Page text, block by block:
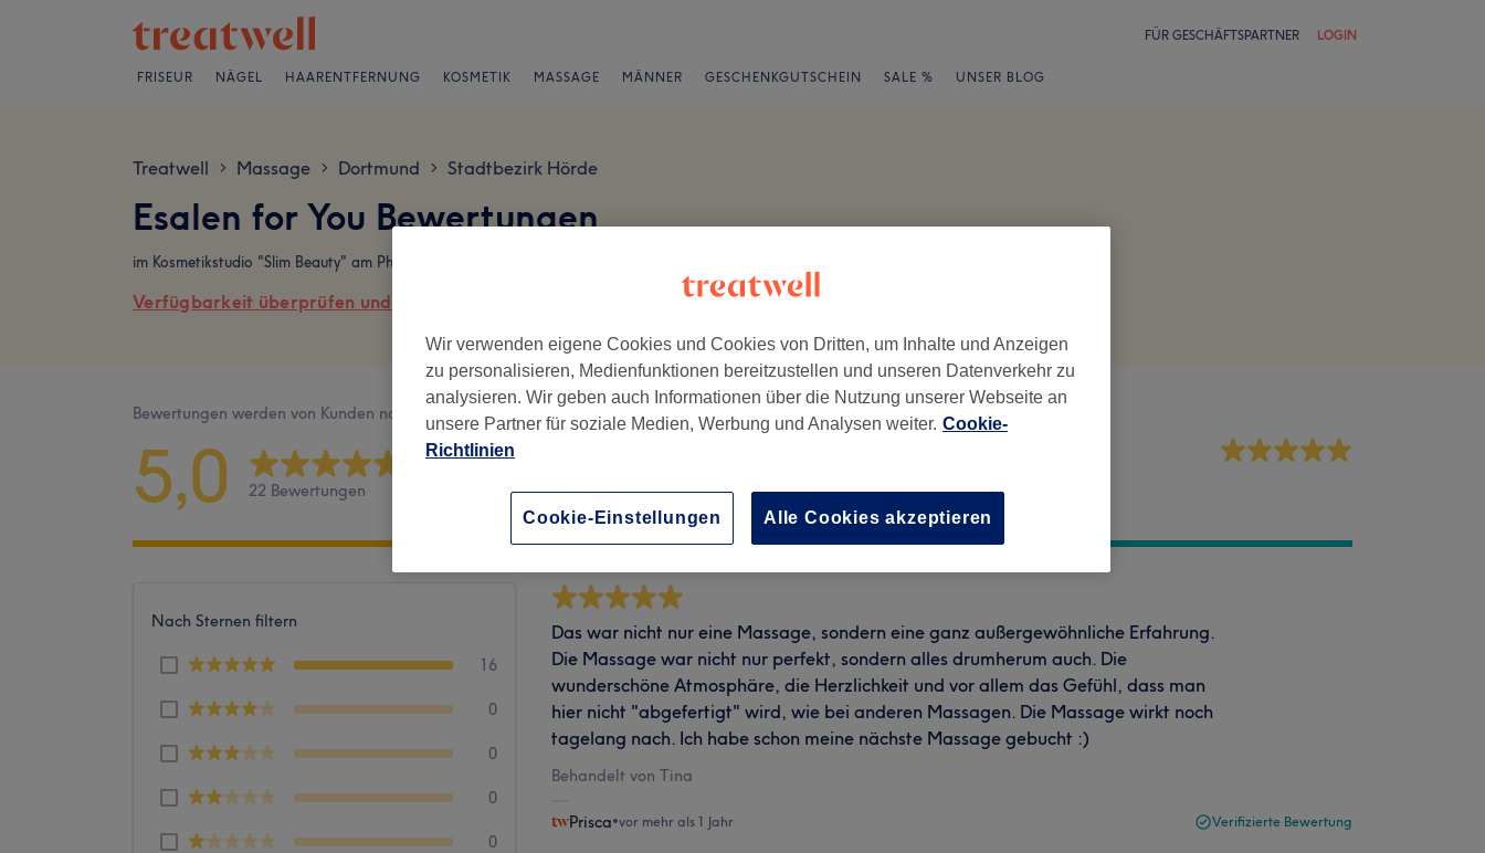
FÜR GESCHÄFTSPARTNER LOGIN
FRISEUR NÄGEL HAARENTFERNUNG KOSMETIK MASSAGE MÄNNER GESCHENKGUTSCHEIN SALE % UNSER BLOG
Treatwell > Massage > Dortmund > Stadtbezirk Hörde
Esalen for You Bewertungen
im Kosmetikstudio "Slim Beauty" am Phoenixsee, Fred-Ape-Weg 76,, Hörde, 44263 Dortmund
Verfügbarkeit überprüfen und online buchen
Bewertungen werden von Kunden nach ihrem Besuch geschrieben.
5,0 22 Bewertungen
Nach Sternen filtern
16
0
0
0
0
Das war nicht nur eine Massage, sondern eine ganz außergewöhnliche Erfahrung.
Die Massage war nicht nur perfekt, sondern alles drumherum auch. Die
wunderschöne Atmosphäre, die Herzlichkeit und vor allem das Gefühl, dass man
hier nicht "abgefertigt" wird, wie bei anderen Massagen. Die Massage wirkt noch
tagelang nach. Ich habe schon meine nächste Massage gebucht :)
Behandelt von Tina
Prisca•vor mehr als 1 Jahr Verifizierte Bewertung
Wir verwenden eigene Cookies und Cookies von Dritten, um Inhalte und Anzeigen
zu personalisieren, Medienfunktionen bereitzustellen und unseren Datenverkehr zu
analysieren. Wir geben auch Informationen über die Nutzung unserer Webseite an
unsere Partner für soziale Medien, Werbung und Analysen weiter. Cookie-
Richtlinien
Cookie-Einstellungen Alle Cookies akzeptieren